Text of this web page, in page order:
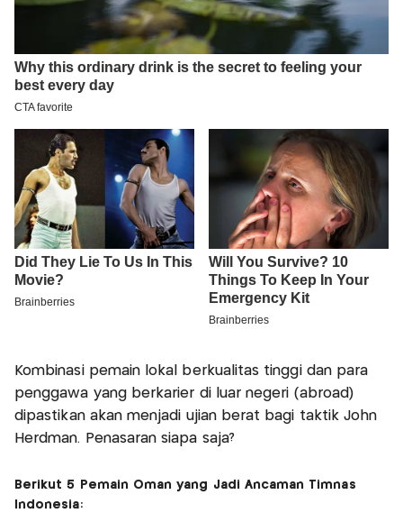
Kombinasi pemain lokal berkualitas tinggi dan para
penggawa yang berkarier di luar negeri (abroad)
dipastikan akan menjadi ujian berat bagi taktik John
Herdman. Penasaran siapa saja?
Berikut 5 Pemain Oman yang Jadi Ancaman Timnas
Indonesia: